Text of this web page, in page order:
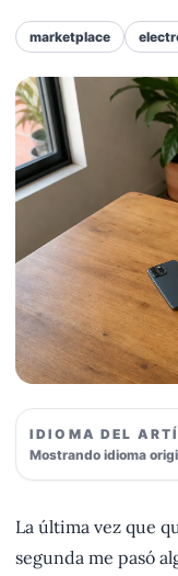
marketplace
IDIOMA DEL
Mostrando idioma
La última vez que
segunda me pasó